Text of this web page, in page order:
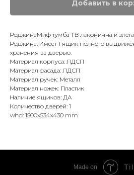
Добавить в
РоджинаМиф тумба ТВ лаконична и
Роджина. Имеет 1 ящик полного
хранения за дверью.
Материал корпуса: ЛДСП
Материал фасада: ЛДСП
Материал ручек: Металл
Материал ножек: Пластик
Наличие ящиков: ДА
Количество дверей: 1
whd: 1500x534x430 mm
Made on